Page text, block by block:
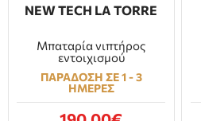
NEW TECH LA TORRE
Μπαταρία νιπτήρος
εντοιχισμού
ΠΑΡΑΔΟΣΗ ΣΕ 1 - 3
ΗΜΕΡΕΣ